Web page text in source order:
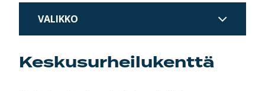
VALIKKO
Keskusurheilukenttä